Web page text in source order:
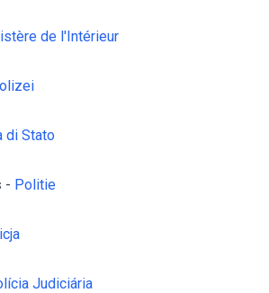
de l'Intérieur
di Stato
- Politie
Judiciária